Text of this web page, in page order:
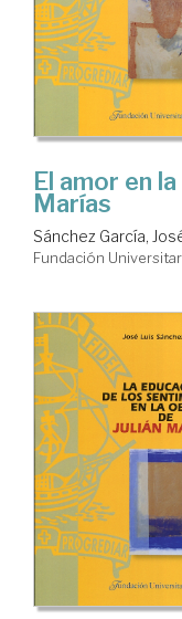
El amor en
Marías
Sánchez García,
Fundación